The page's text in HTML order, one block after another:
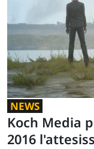
NEWS
Koch Media
2016